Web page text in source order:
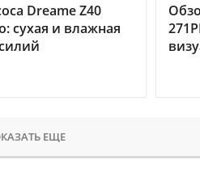
Dreame Z40
сухая и влажная
ЕЩЕ